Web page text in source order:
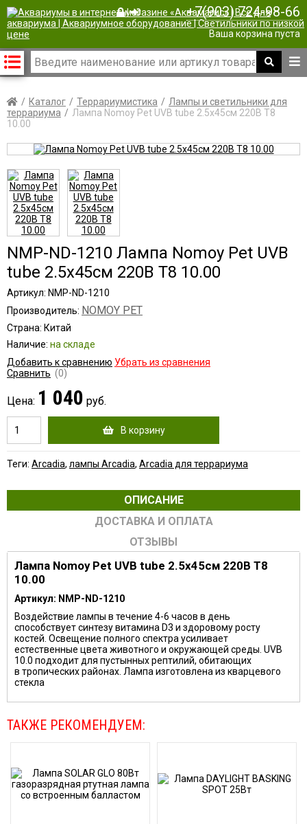
| +7(903) 724-98-66
Ваша корзина пуста
Каталог Террариумистика
Лампы и светильники для
террариума
Лампа Nomoy Pet UVB tube 2.5х45см 220В T8
10.00
NMP-ND-1210 Лампа Nomoy Pet UVB
tube 2.5х45см 220В T8 10.00
Артикул: NMP-ND-1210
Производитель: NOMOY PET
Страна: Китай
Наличие: на складе
Добавить к сравнению Убрать из сравнения
Сравнить (0)
Цена: 1 040 руб.
В корзину
Теги: Arcadia, лампы Arcadia, Arcadia для террариума
ОПИСАНИЕ
ДОСТАВКА И ОПЛАТА
ОТЗЫВЫ
Лампа Nomoy Pet UVB tube 2.5х45см 220В T8
10.00
Артикул: NMP-ND-1210
Воздействие лампы в течение 4-6 часов в день
способствует синтезу витамина D3 и здоровому росту
костей. Освещение полного спектра усиливает
естественные цвета животного и окружающей среды. UVB
10.0 подходит для пустынных рептилий, обитающих
в тропических районах. Лампа изготовлена из кварцевого
стекла
ТАКЖЕ РЕКОМЕНДУЕМ: